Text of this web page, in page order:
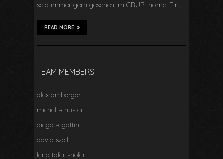
seid immer gern gesehen im CRUPI-home. Ein…
READ MORE
TEAM MEMBERS
alex amberger
michel schuster
diego segattini
david szell
lena tafertshofer